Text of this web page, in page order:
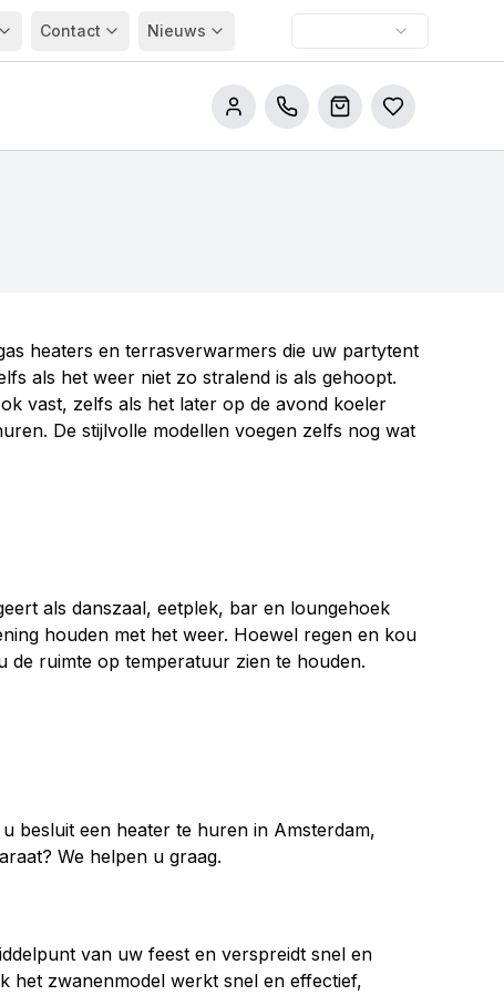
Contact Nieuws
Bel onsWinkelwagen
Bestellijsten
heaters en terrasverwarmers die uw partytent
als het weer niet zo stralend is als gehoopt.
vast, zelfs als het later op de avond koeler
De stijlvolle modellen voegen zelfs nog wat
als danszaal, eetplek, bar en loungehoek
houden met het weer. Hoewel regen en kou
de ruimte op temperatuur zien te houden.
besluit een heater te huren in Amsterdam,
We helpen u graag.
van uw feest en verspreidt snel en
het zwanenmodel werkt snel en effectief,